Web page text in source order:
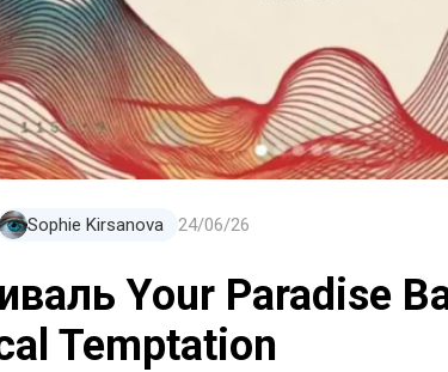
Sophie Kirsanova 24/06/26
Your Paradise
Temptation